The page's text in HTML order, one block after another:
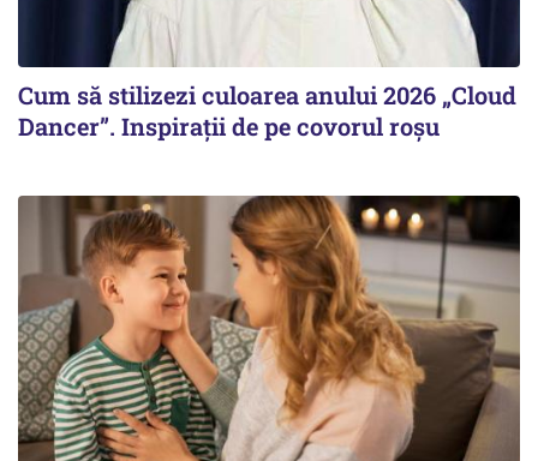
Cum să stilizezi culoarea anului 2026 „Cloud
Dancer”. Inspirații de pe covorul roșu